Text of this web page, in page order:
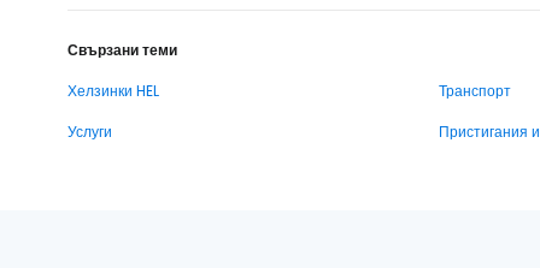
Свързани теми
Хелзинки HEL
Транспорт
Услуги
Пристигания